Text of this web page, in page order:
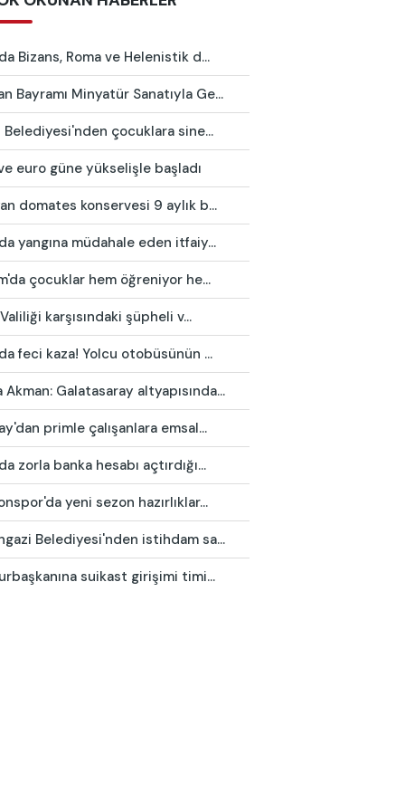
Bizans, Roma ve Helenistik d...
Bayramı Minyatür Sanatıyla Ge...
Belediyesi'nden çocuklara sine...
euro güne yükselişle başladı
domates konservesi 9 aylık b...
yangına müdahale eden itfaiy...
çocuklar hem öğreniyor he...
karşısındaki şüpheli v...
feci kaza! Yolcu otobüsünün ...
Akman: Galatasaray altyapısında...
primle çalışanlara emsal...
zorla banka hesabı açtırdığı...
yeni sezon hazırlıklar...
Belediyesi'nden istihdam sa...
suikast girişimi timi...